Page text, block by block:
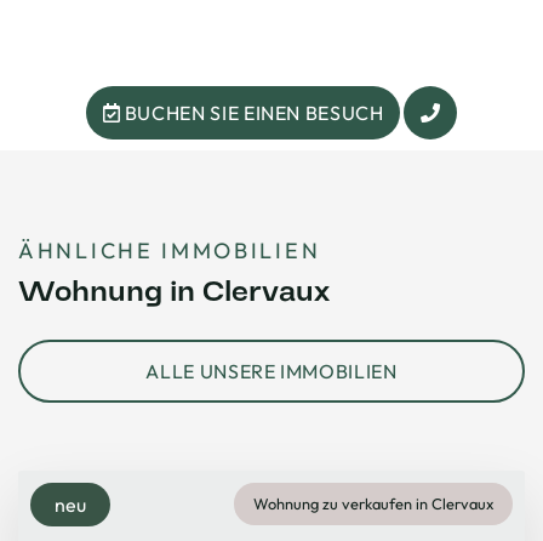
BUCHEN SIE EINEN BESUCH
ÄHNLICHE IMMOBILIEN
Wohnung in Clervaux
ALLE UNSERE IMMOBILIEN
neu Wohnung zu verkaufen in Clervaux